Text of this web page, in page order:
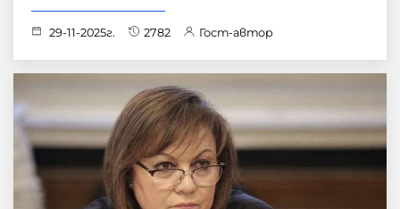
29-11-2025г. 2782 Гост-автор